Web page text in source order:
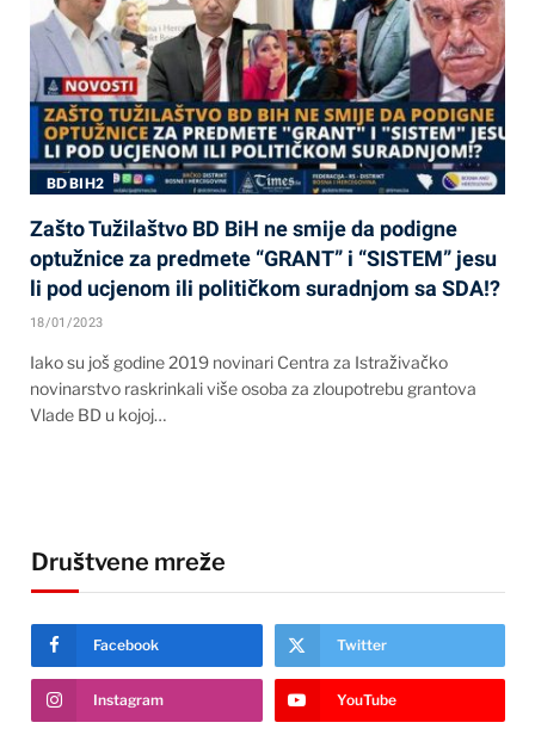
BD BIH2
Zašto Tužilaštvo BD BiH ne smije da podigne
optužnice za predmete “GRANT” i “SISTEM” jesu
li pod ucjenom ili političkom suradnjom sa SDA!?
18/01/2023
Iako su još godine 2019 novinari Centra za Istraživačko
novinarstvo raskrinkali više osoba za zloupotrebu grantova
Vlade BD u kojoj…
Društvene mreže
Facebook Twitter
Instagram YouTube